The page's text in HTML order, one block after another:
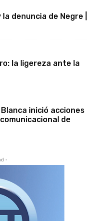
denuncia de Negre |
la ligereza ante la
inició acciones
de
-